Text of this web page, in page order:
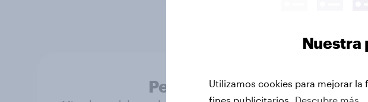
Puedes acceder a datos
ayuda a tomar
Personas reales
Nuestra
Utilizamos cookies para mejorar
fines publicitarios.
Descubre más